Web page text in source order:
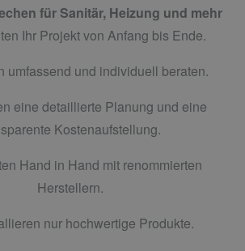
für Sanitär, Heizung und mehr
Ihr Projekt von Anfang bis Ende.
umfassend und individuell beraten.
eine detaillierte Planung und eine
Kostenaufstellung.
Hand in Hand mit renommierten
Herstellern.
nur hochwertige Produkte.